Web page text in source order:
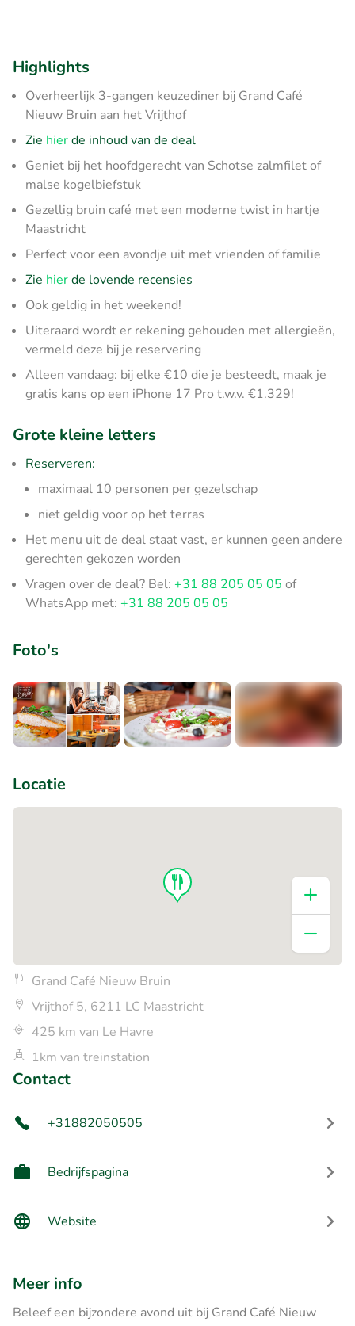
Highlights
Overheerlijk 3-gangen keuzediner bij Grand Café
Nieuw Bruin aan het Vrijthof
Zie hierde inhoud van de deal
Geniet bij het hoofdgerecht van Schotse zalmfilet of
malse kogelbiefstuk
Gezellig bruin café met een moderne twist in hartje
Maastricht
Perfect voor een avondje uit met vrienden of familie
Zie hierde lovende recensies
Ook geldig in het weekend!
Uiteraard wordt er rekening gehouden met allergieën,
vermeld deze bij je reservering
Alleen vandaag: bij elke €10 die je besteedt, maak je
gratis kans op een iPhone 17 Pro t.w.v. €1.329!
Grote kleine letters
Reserveren:
maximaal 10 personen per gezelschap
niet geldig voor op het terras
Het menu uit de deal staat vast, er kunnen geen andere
gerechten gekozen worden
Vragen over de deal? Bel: +31 88 205 05 05 of
WhatsApp met: +31 88 205 05 05
Foto's
Locatie
Grand Café Nieuw Bruin
Vrijthof 5, 6211 LC Maastricht
425 km van Le Havre
1km van treinstation
Contact
+31882050505
Bedrijfspagina
Website
Meer info
Beleef een bijzondere avond uit bij Grand Café Nieuw